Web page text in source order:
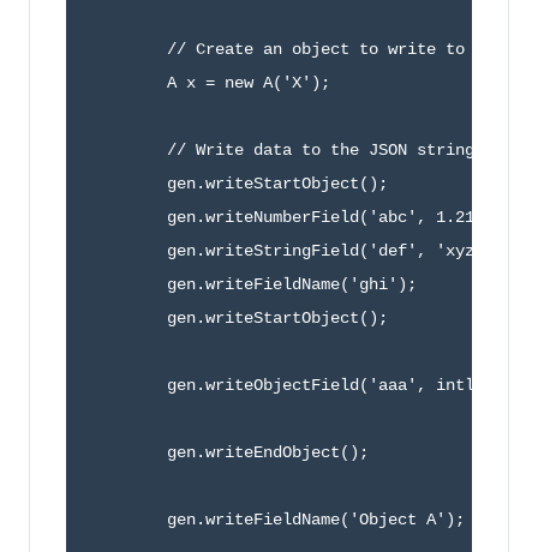
// Create an object to write to the
        A x = new A('X');
        // Write data to the JSON string.
        gen.writeStartObject();
        gen.writeNumberField('abc', 1.21);
        gen.writeStringField('def', 'xyz');
        gen.writeFieldName('ghi');
        gen.writeStartObject();
        gen.writeObjectField('aaa', intlist);
        gen.writeEndObject();
        gen.writeFieldName('Object A');